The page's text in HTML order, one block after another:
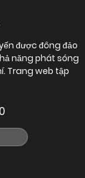
được đông đảo
năng phát sóng
Trang web tập
0